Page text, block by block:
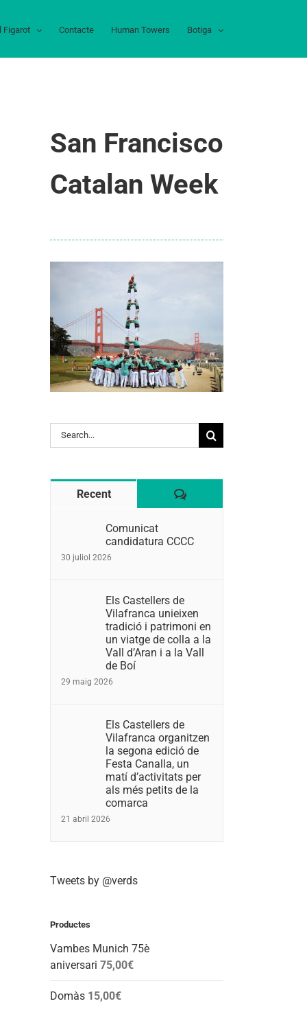
Figarot Contacte Human Towers Botiga
San Francisco
Catalan Week
Search
for:
Recent Comentaris
Comunicat
candidatura CCCC
30 juliol 2026
Els Castellers de
Vilafranca unieixen
tradició i patrimoni en
un viatge de colla a la
Vall d’Aran i a la Vall
de Boí
29 maig 2026
Els Castellers de
Vilafranca organitzen
la segona edició de
Festa Canalla, un
matí d’activitats per
als més petits de la
comarca
21 abril 2026
Tweets by @verds
Productes
Vambes Munich 75è
aniversari 75,00€
Domàs 15,00€